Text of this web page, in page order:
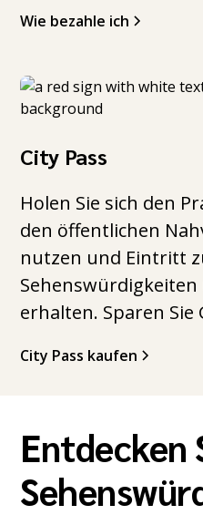
Wie bezahle ich
City Pass
Holen Sie sich den
den öffentlichen
nutzen und Eintritt
erhalten. Sparen Sie
City Pass kaufen
Entdecken